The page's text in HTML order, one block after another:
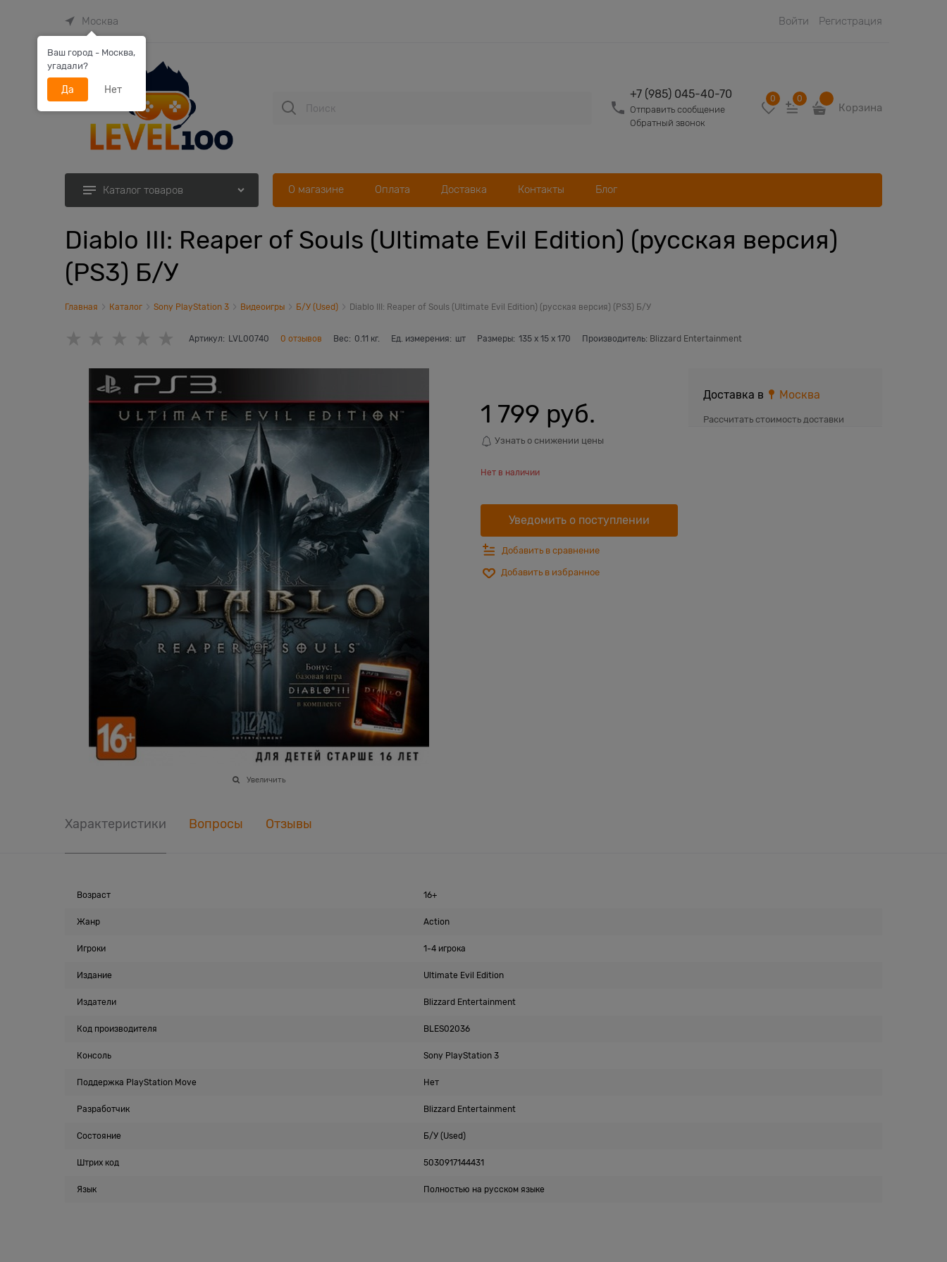
Москва Войти Регистрация
+7 (985) 045-40-70
Отправить сообщение
Обратный звонок
0 0
Корзина
Каталог товаров О магазине Оплата Доставка Контакты Блог
Diablo III: Reaper of Souls (Ultimate Evil Edition) (русская версия)
(PS3) Б/У
Главная Каталог Sony PlayStation 3 Видеоигры Б/У (Used) Diablo III: Reaper of Souls (Ultimate Evil Edition) (русская версия) (PS3) Б/У
Артикул: LVL00740 0 отзывов Вес: 0.11 кг. Ед. измерения: шт Размеры: 135x 15x 170 Производитель: Blizzard Entertainment
Увеличить
1 799 руб.
Узнать о снижении цены
Нет в наличии
Уведомить о поступлении
Добавить в сравнение
Добавить в избранное
Доставка в Москва
Рассчитать стоимость доставки
Характеристики Вопросы Отзывы
Возраст 16+
Жанр Action
Игроки 1-4 игрока
Издание Ultimate Evil Edition
Издатели Blizzard Entertainment
Код производителя BLES02036
Консоль Sony PlayStation 3
Поддержка PlayStation Move Нет
Разработчик Blizzard Entertainment
Состояние Б/У (Used)
Штрих код 5030917144431
Язык Полностью на русском языке
Ваш город - Москва,
угадали?
Да Нет